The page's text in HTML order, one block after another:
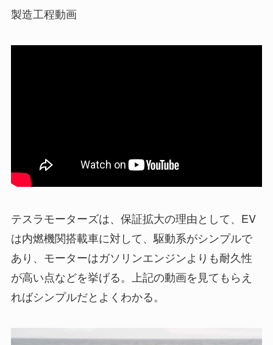
製造工程動画
テスラモーターズは、保証拡大の理由として、EV
は内燃機関搭載車に対して、駆動系がシンプルで
あり、モーターはガソリンエンジンよりも耐久性
が高い点などを挙げる。上記の動画を見てもらえ
ればシンプルだとよくわかる。